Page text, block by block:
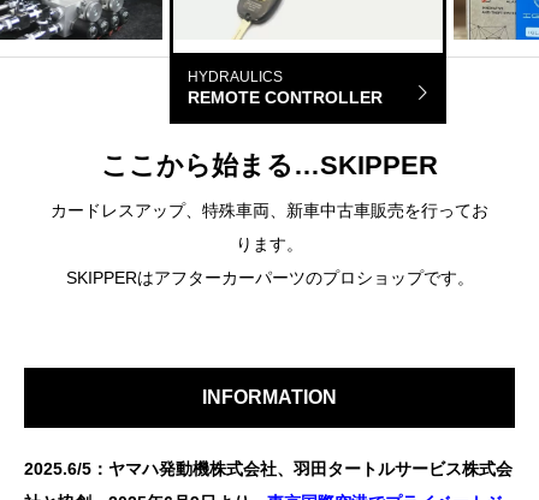
HYDRAULICS
REMOTE CONTROLLER
ここから始まる…SKIPPER
カードレスアップ、特殊車両、新車中古車販売を行ってお
ります。
SKIPPERはアフターカーパーツのプロショップです。
INFORMATION
2025.6/5：ヤマハ発動機株式会社、羽田タートルサービス株式会